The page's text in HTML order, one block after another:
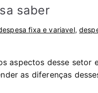
saber
fixa e variavel,
aspectos desse setor
as diferenças